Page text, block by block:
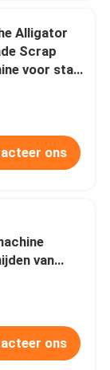
Alligator
Scrap
voor staal
ons
van
ons